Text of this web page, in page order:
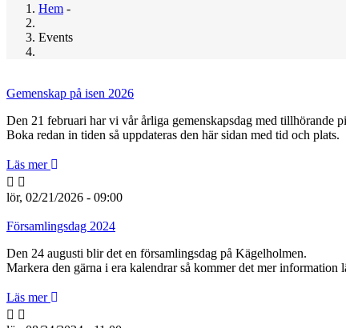
Länkstig
Hem -
Events
Gemenskap på isen 2026
Den 21 februari har vi vår årliga gemenskapsdag med tillhörande
Boka redan in tiden så uppdateras den här sidan med tid och plats.
Läs mer
lör, 02/21/2026 - 09:00
Församlingsdag 2024
Den 24 augusti blir det en församlingsdag på Kägelholmen.
Markera den gärna i era kalendrar så kommer det mer information
Läs mer